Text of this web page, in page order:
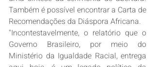
Também é possível encontrar a Carta de
Recomendações da Diáspora Africana.
"Incontestavelmente, o relatório que o
Governo Brasileiro, por meio do
Ministério da Igualdade Racial, entrega